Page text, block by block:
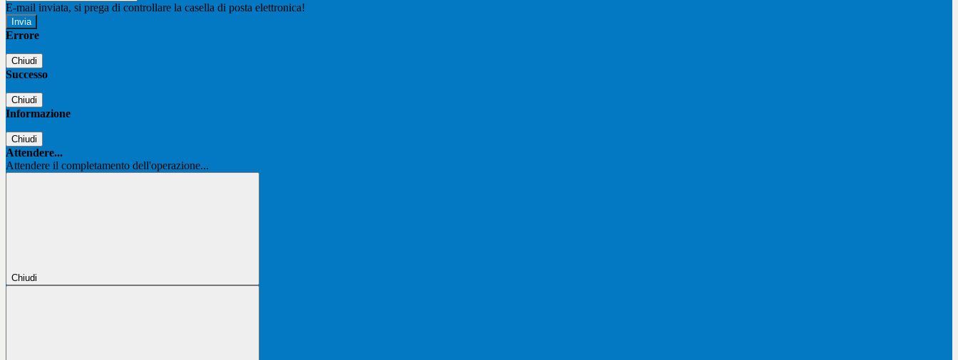
E-mail inviata, si prega di controllare la casella di posta elettronica!
Errore
Chiudi
Successo
Chiudi
Informazione
Chiudi
Attendere...
Attendere il completamento dell'operazione...
Chiudi